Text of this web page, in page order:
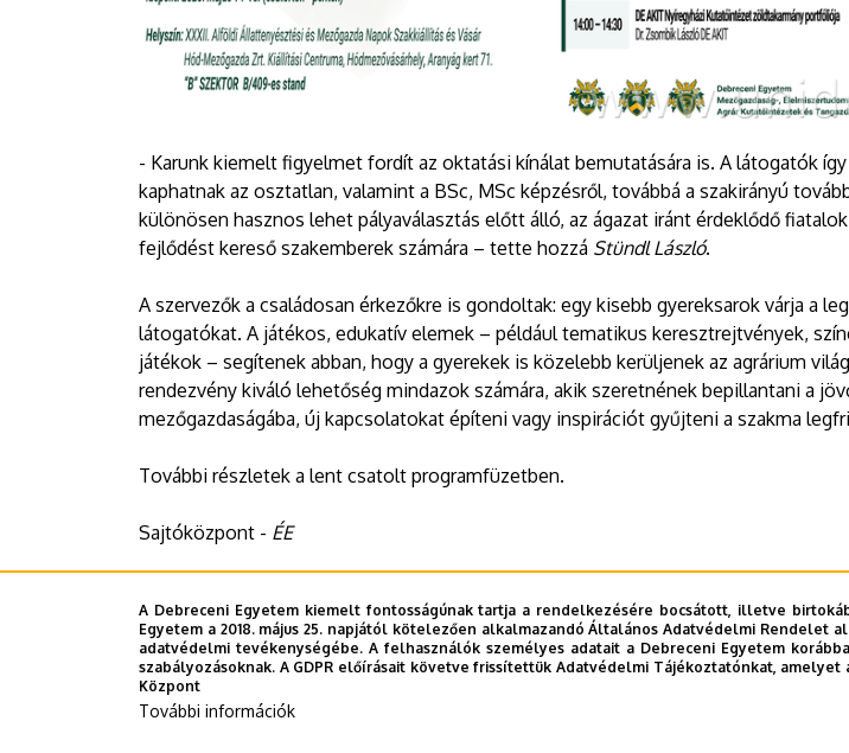
- Karunk kiemelt figyelmet fordít az oktatási kínálat bemutatására is. A látogatók
kaphatnak az osztatlan, valamint a BSc, MSc képzésről, továbbá a szakirányú
különösen hasznos lehet pályaválasztás előtt álló, az ágazat iránt érdeklődő
fejlődést kereső szakemberek számára – tette hozzá Stündl László.
A szervezők a családosan érkezőkre is gondoltak: egy kisebb gyereksarok várja a
látogatókat. A játékos, edukatív elemek – például tematikus keresztrejtvények,
játékok – segítenek abban, hogy a gyerekek is közelebb kerüljenek az agrárium
rendezvény kiváló lehetőség mindazok számára, akik szeretnének bepillantani a
mezőgazdaságába, új kapcsolatokat építeni vagy inspirációt gyűjteni a szakma
További részletek a lent csatolt programfüzetben.
Sajtóközpont - ÉE
Dokumentumok
XXXII. Alföldi Állattenyésztési és Mezőgazdasági Napok Nemzetközi Szakkiállítás
(1.84 MB)
A Debreceni Egyetem kiemelt fontosságúnak tartja a rendelkezésére bocsátott, illetve
Egyetem a 2018. május 25. napjától kötelezően alkalmazandó Általános Adatvédelmi
adatvédelmi tevékenységébe. A felhasználók személyes adatait a Debreceni Egyetem
szabályozásoknak. A GDPR előírásait követve frissítettük Adatvédelmi Tájékoztatónkat,
Központ
További információk